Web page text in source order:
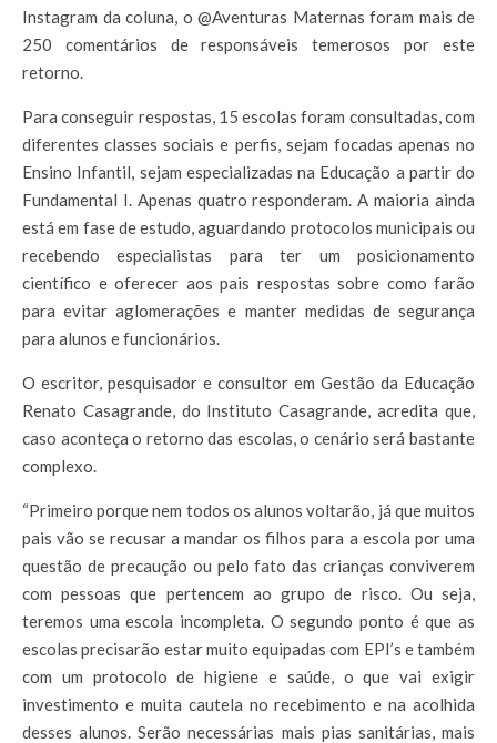
Instagram da coluna, o @Aventuras Maternas foram mais de
250 comentários de responsáveis temerosos por este
retorno.
Para conseguir respostas, 15 escolas foram consultadas, com
diferentes classes sociais e perfis, sejam focadas apenas no
Ensino Infantil, sejam especializadas na Educação a partir do
Fundamental I. Apenas quatro responderam. A maioria ainda
está em fase de estudo, aguardando protocolos municipais ou
recebendo especialistas para ter um posicionamento
científico e oferecer aos pais respostas sobre como farão
para evitar aglomerações e manter medidas de segurança
para alunos e funcionários.
O escritor, pesquisador e consultor em Gestão da Educação
Renato Casagrande, do Instituto Casagrande, acredita que,
caso aconteça o retorno das escolas, o cenário será bastante
complexo.
“Primeiro porque nem todos os alunos voltarão, já que muitos
pais vão se recusar a mandar os filhos para a escola por uma
questão de precaução ou pelo fato das crianças conviverem
com pessoas que pertencem ao grupo de risco. Ou seja,
teremos uma escola incompleta. O segundo ponto é que as
escolas precisarão estar muito equipadas com EPI’s e também
com um protocolo de higiene e saúde, o que vai exigir
investimento e muita cautela no recebimento e na acolhida
desses alunos. Serão necessárias mais pias sanitárias, mais